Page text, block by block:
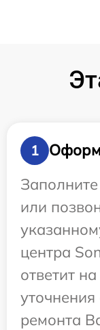
1
или
центра
ответит
ремонта